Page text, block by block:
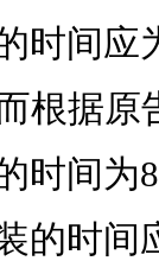
时间应
根据
时间为8
的时间